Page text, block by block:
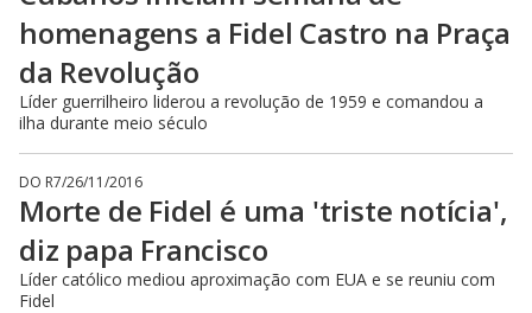
homenagens a Fidel Castro na Praça
da Revolução
Líder guerrilheiro liderou a revolução de 1959 e comandou a
ilha durante meio século
DO R7/26/11/2016
Morte de Fidel é uma 'triste notícia',
diz papa Francisco
Líder católico mediou aproximação com EUA e se reuniu com
Fidel